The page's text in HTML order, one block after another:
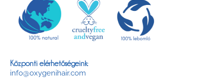
Központi elérhetőségeink:
info@oxygenihair.com